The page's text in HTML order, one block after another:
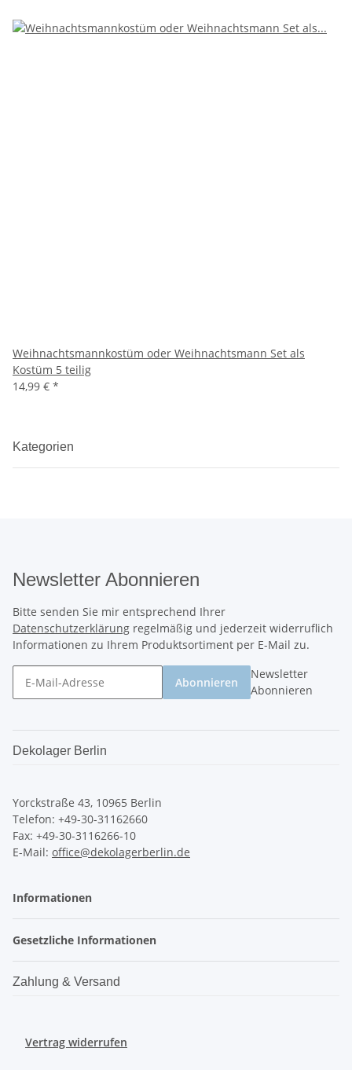
Weihnachtsmannkostüm oder Weihnachtsmann Set als
Kostüm 5 teilig
14,99 € *
Kategorien
Newsletter Abonnieren
Bitte senden Sie mir entsprechend Ihrer
Datenschutzerklärung regelmäßig und jederzeit widerruflich
Informationen zu Ihrem Produktsortiment per E-Mail zu.
Abonnieren
Newsletter
Abonnieren
Dekolager Berlin
Yorckstraße 43, 10965 Berlin
Telefon: +49-30-31162660
Fax: +49-30-3116266-10
E-Mail: office@dekolagerberlin.de
Informationen
Gesetzliche Informationen
Zahlung & Versand
Vertrag widerrufen